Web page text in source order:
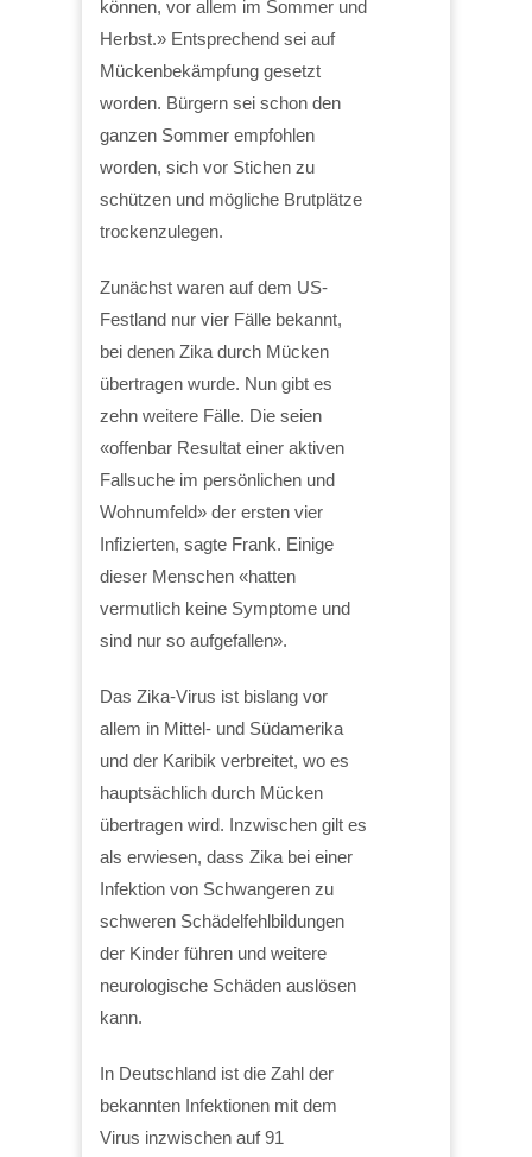
können, vor allem im Sommer und
Herbst.» Entsprechend sei auf
Mückenbekämpfung gesetzt
worden. Bürgern sei schon den
ganzen Sommer empfohlen
worden, sich vor Stichen zu
schützen und mögliche Brutplätze
trockenzulegen.
Zunächst waren auf dem US-
Festland nur vier Fälle bekannt,
bei denen Zika durch Mücken
übertragen wurde. Nun gibt es
zehn weitere Fälle. Die seien
«offenbar Resultat einer aktiven
Fallsuche im persönlichen und
Wohnumfeld» der ersten vier
Infizierten, sagte Frank. Einige
dieser Menschen «hatten
vermutlich keine Symptome und
sind nur so aufgefallen».
Das Zika-Virus ist bislang vor
allem in Mittel- und Südamerika
und der Karibik verbreitet, wo es
hauptsächlich durch Mücken
übertragen wird. Inzwischen gilt es
als erwiesen, dass Zika bei einer
Infektion von Schwangeren zu
schweren Schädelfehlbildungen
der Kinder führen und weitere
neurologische Schäden auslösen
kann.
In Deutschland ist die Zahl der
bekannten Infektionen mit dem
Virus inzwischen auf 91